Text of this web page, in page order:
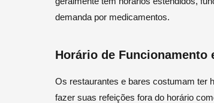
demanda por medicamentos.
Horário de Funcionamento
Os restaurantes e bares costumam ter
fazer suas refeições fora do horário